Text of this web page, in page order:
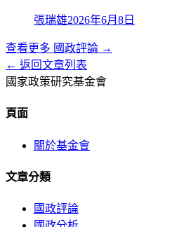
張瑞雄2026年6月8日
查看更多 國政評論 →
← 返回文章列表
國家政策研究基金會
頁面
關於基金會
文章分類
國政評論